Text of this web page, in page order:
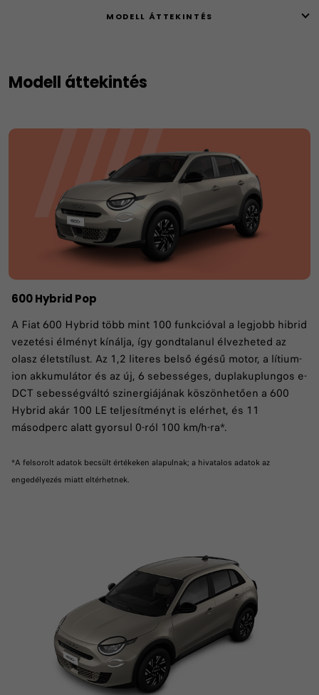
MODELL ÁTTEKINTÉS
Modell áttekintés
600 Hybrid Pop
A Fiat 600 Hybrid több mint 100 funkcióval a legjobb hibrid
vezetési élményt kínálja, így gondtalanul élvezheted az
olasz életstílust. Az 1,2 literes belső égésű motor, a lítium-
ion akkumulátor és az új, 6 sebességes, duplakuplungos e-
DCT sebességváltó szinergiájának köszönhetően a 600
Hybrid akár 100 LE teljesítményt is elérhet, és 11
másodperc alatt gyorsul 0-ról 100 km/h-ra*.
*A felsorolt adatok becsült értékeken alapulnak; a hivatalos adatok az
engedélyezés miatt eltérhetnek.